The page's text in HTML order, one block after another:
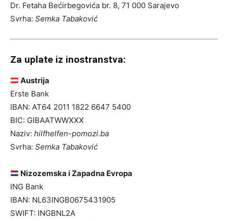
Dr. Fetaha Bećirbegovića br. 8, 71 000 Sarajevo
Svrha: Semka Tabaković
Za uplate iz inostranstva:
Austrija
Erste Bank
IBAN: AT64 2011 1822 6647 5400
BIC: GIBAATWWXXX
Naziv: hilfhelfen-pomozi.ba
Svrha: Semka Tabaković
Nizozemska i Zapadna Evropa
ING Bank
IBAN: NL63INGB0675431905
SWIFT: INGBNL2A